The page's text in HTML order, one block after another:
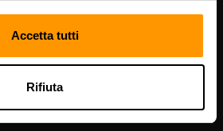
Accetta tutti
Rifiuta